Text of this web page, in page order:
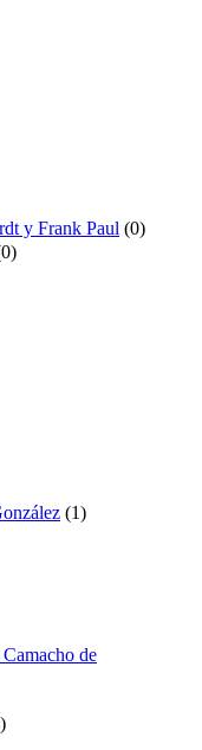
y Frank Paul (0)
0)
(1)
de
)